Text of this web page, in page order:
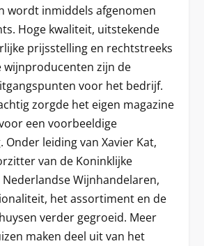
wordt inmiddels afgenomen
Hoge kwaliteit, uitstekende
prijsstelling en rechtstreeks
wijnproducenten zijn de
voor het bedrijf.
zorgde het eigen magazine
een voorbeeldige
leiding van Xavier Kat,
van de Koninklijke
Wijnhandelaren,
het assortiment en de
verder gegroeid. Meer
maken deel uit van het